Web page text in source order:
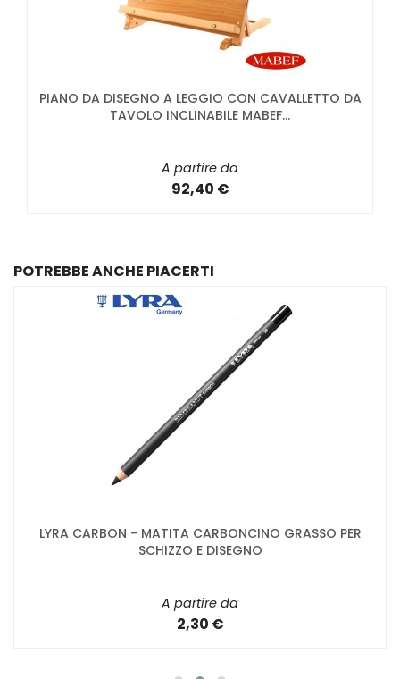
PIANO DA DISEGNO A LEGGIO CON CAVALLETTO DA
TAVOLO INCLINABILE MABEF...
A partire da
92,40 €
POTREBBE ANCHE PIACERTI
LYRA CARBON - MATITA CARBONCINO GRASSO PER
SCHIZZO E DISEGNO
A partire da
2,30 €